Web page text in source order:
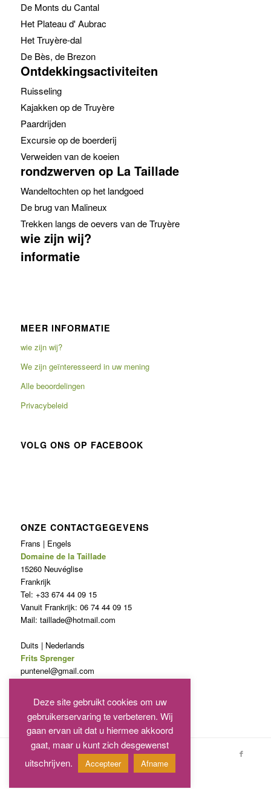
De Monts du Cantal
Het Plateau d' Aubrac
Het Truyère-dal
De Bès, de Brezon
Ontdekkingsactiviteiten
Ruisseling
Kajakken op de Truyère
Paardrijden
Excursie op de boerderij
Verweiden van de koeien
rondzwerven op La Taillade
Wandeltochten op het landgoed
De brug van Malineux
Trekken langs de oevers van de Truyère
wie zijn wij?
informatie
MEER INFORMATIE
wie zijn wij?
We zijn geïnteresseerd in uw mening
Alle beoordelingen
Privacybeleid
VOLG ONS OP FACEBOOK
ONZE CONTACTGEGEVENS
Frans | Engels
Domaine de la Taillade
15260 Neuvéglise
Frankrijk
Tel: +33 674 44 09 15
Vanuit Frankrijk: 06 74 44 09 15
Mail: taillade@hotmail.com
Duits | Nederlands
Frits Sprenger
puntenel@gmail.com
Copyright - Domaine de La Taillade
Français
English
Deutsch
Deze site gebruikt cookies om uw
gebruikerservaring te verbeteren. Wij
gaan ervan uit dat u hiermee akkoord
gaat, maar u kunt zich desgewenst
uitschrijven.
Accepteer Afname